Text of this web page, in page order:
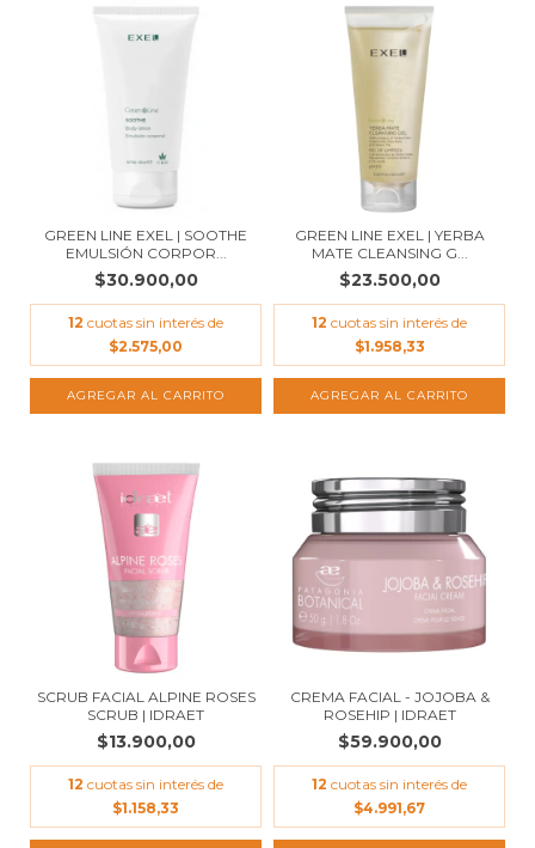
GREEN LINE EXEL | SOOTHE
EMULSIÓN CORPOR...
$30.900,00
12 cuotas sin interés de
$2.575,00
GREEN LINE EXEL | YERBA
MATE CLEANSING G...
$23.500,00
12 cuotas sin interés de
$1.958,33
SCRUB FACIAL ALPINE ROSES
SCRUB | IDRAET
$13.900,00
12 cuotas sin interés de
$1.158,33
CREMA FACIAL - JOJOBA &
ROSEHIP | IDRAET
$59.900,00
12 cuotas sin interés de
$4.991,67